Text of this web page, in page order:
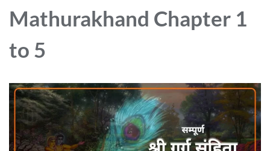
Mathurakhand Chapter 1
to 5